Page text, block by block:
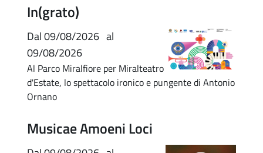
In(grato)
Dal09/08/2026 al
09/08/2026
Al Parco Miralfiore per Miralteatro
d'Estate, lo spettacolo ironico e pungente di Antonio
Ornano
Musicae Amoeni Loci